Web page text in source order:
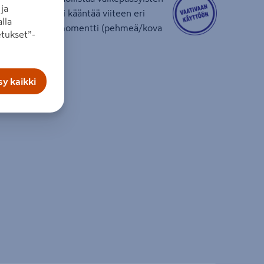
pään voi kääntää viiteen eri
Vääntömomentti (pehmeä/kova
tai laturia.
kaikki